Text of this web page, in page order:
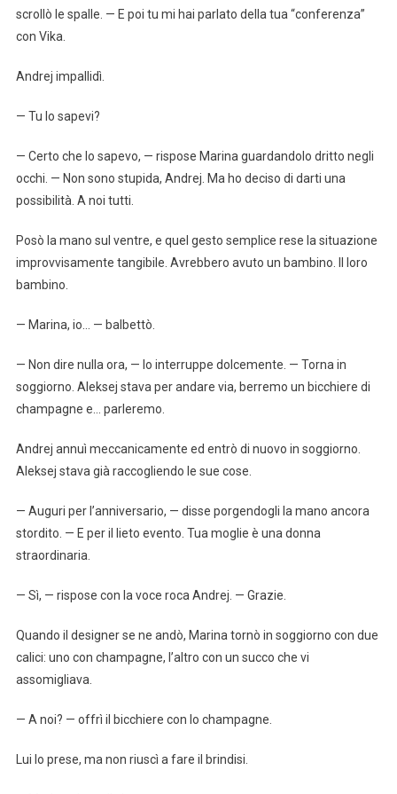
scrollò le spalle. — E poi tu mi hai parlato della tua “conferenza”
con Vika.
Andrej impallidì.
— Tu lo sapevi?
— Certo che lo sapevo, — rispose Marina guardandolo dritto negli
occhi. — Non sono stupida, Andrej. Ma ho deciso di darti una
possibilità. A noi tutti.
Posò la mano sul ventre, e quel gesto semplice rese la situazione
improvvisamente tangibile. Avrebbero avuto un bambino. Il loro
bambino.
— Marina, io… — balbettò.
— Non dire nulla ora, — lo interruppe dolcemente. — Torna in
soggiorno. Aleksej stava per andare via, berremo un bicchiere di
champagne e… parleremo.
Andrej annuì meccanicamente ed entrò di nuovo in soggiorno.
Aleksej stava già raccogliendo le sue cose.
— Auguri per l’anniversario, — disse porgendogli la mano ancora
stordito. — E per il lieto evento. Tua moglie è una donna
straordinaria.
— Sì, — rispose con la voce roca Andrej. — Grazie.
Quando il designer se ne andò, Marina tornò in soggiorno con due
calici: uno con champagne, l’altro con un succo che vi
assomigliava.
— A noi? — offrì il bicchiere con lo champagne.
Lui lo prese, ma non riuscì a fare il brindisi.